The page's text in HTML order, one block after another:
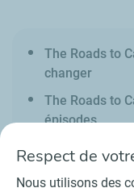
The Roads to
changer
The Roads to
épisodes
Respect de
Nous utilisons des